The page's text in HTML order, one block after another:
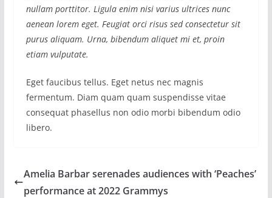
nullam porttitor. Ligula enim nisi varius ultrices nunc
aenean lorem eget. Feugiat orci risus sed consectetur sit
purus aliquam. Urna, bibendum aliquet mi et, proin
etiam vulputate.
Eget faucibus tellus. Eget netus nec magnis
fermentum. Diam quam quam suspendisse vitae
consequat phasellus non odio morbi bibendum odio
libero.
Amelia Barbar serenades audiences with ‘Peaches’
performance at 2022 Grammys